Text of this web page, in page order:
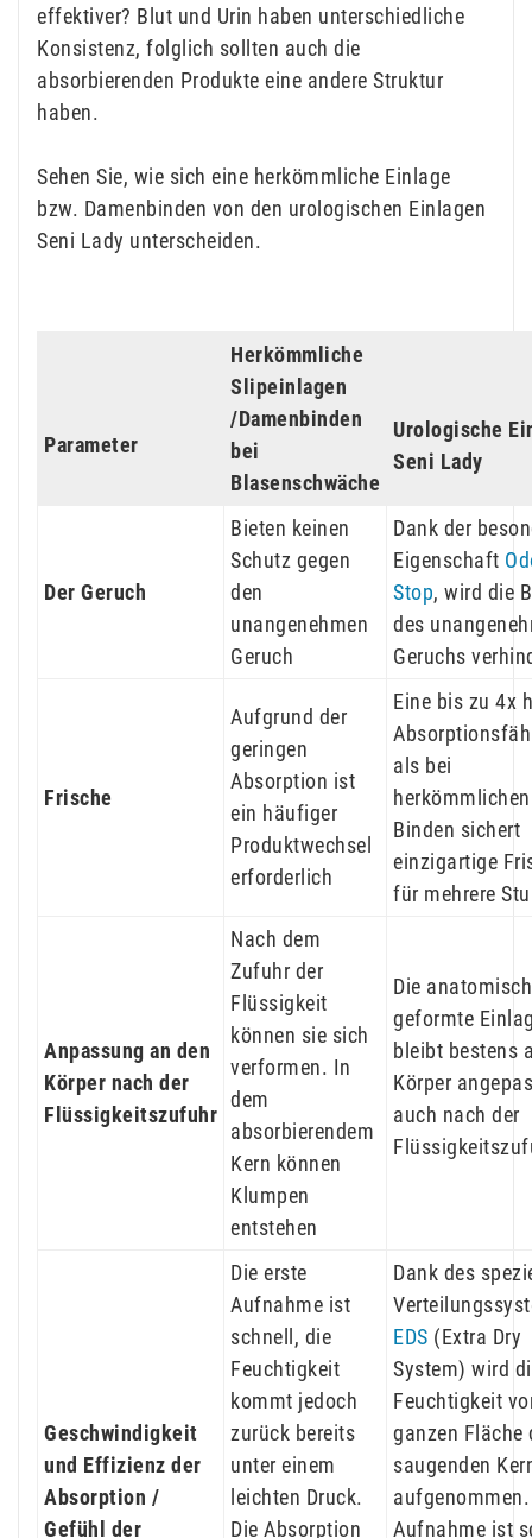
effektiver? Blut und Urin haben unterschiedliche
Konsistenz, folglich sollten auch die
absorbierenden Produkte eine andere Struktur
haben.
Sehen Sie, wie sich eine herkömmliche Einlage
bzw. Damenbinden von den urologischen Einlagen
Seni Lady unterscheiden.
Parameter
Herkömmliche
Slipeinlagen
/Damenbinden
bei
Blasenschwäche
Urologische
Seni Lady
Der Geruch
Bieten keinen
Schutz gegen
den
unangenehmen
Geruch
Dank der
Eigenschaft
Stop, wird die
des
Geruchs
Frische
Aufgrund der
geringen
Absorption ist
ein häufiger
Produktwechsel
erforderlich
Eine bis zu 4x
als bei
herkömmlichen
Binden sichert
einzigartige
für mehrere
Anpassung an den
Körper nach der
Flüssigkeitszufuhr
Nach dem
Zufuhr der
Flüssigkeit
können sie sich
verformen. In
dem
absorbierendem
Kern können
Klumpen
entstehen
Die anatomisch
geformte
bleibt bestens
Körper
auch nach der
Geschwindigkeit
und Effizienz der
Absorption /
Gefühl der
Die erste
Aufnahme ist
schnell, die
Feuchtigkeit
kommt jedoch
zurück bereits
unter einem
leichten Druck.
Die Absorption
Dank des
EDS (Extra Dry
System) wird
Feuchtigkeit
ganzen Fläche
saugenden
Aufnahme ist